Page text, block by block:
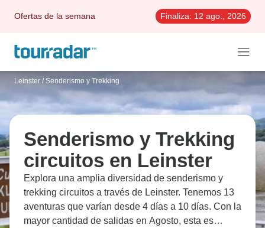
Ofertas de la semana Finaliza: 12 ago., 2026
Leinster / Senderismo y Trekking
Senderismo y Trekking
circuitos en Leinster
Explora una amplia diversidad de senderismo y
trekking circuitos a través de Leinster. Tenemos 13
aventuras que varían desde 4 días a 10 días. Con la
mayor cantidad de salidas en Agosto, esta es